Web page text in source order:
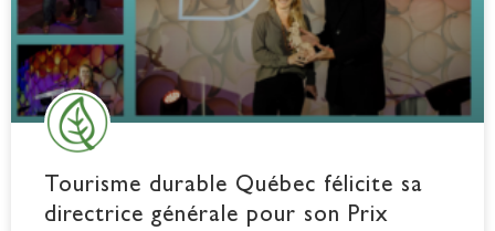
Tourisme durable Québec félicite sa
directrice générale pour son Prix